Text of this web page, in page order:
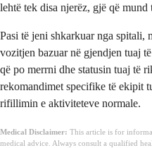
lehtë tek disa njerëz, gjë që
Pasi të jeni shkarkuar nga
vozitjen bazuar në gjendjen tuaj
që po merrni dhe statusin tuaj të
rekomandimet specifike të ekipit
rifillimin e aktiviteteve normale.
Medical Disclaimer: This article is for
medical advice. Always consult a qualified